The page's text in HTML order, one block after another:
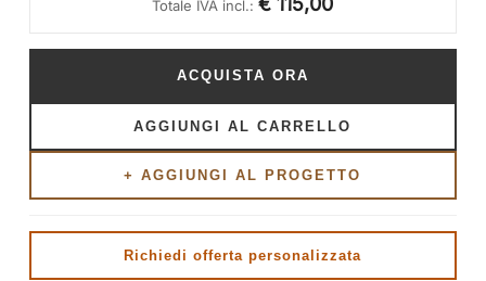
Totale IVA incl.:
ACQUISTA ORA
AGGIUNGI AL CARRELLO
+ AGGIUNGI AL PROGETTO
Richiedi offerta personalizzata